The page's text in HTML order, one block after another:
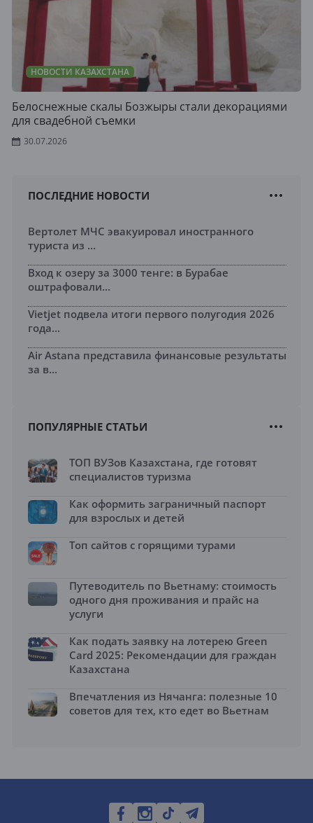
НОВОСТИ КАЗАХСТАНА
Белоснежные скалы Бозжыры стали декорациями
для свадебной съемки
30.07.2026
ПОСЛЕДНИЕ НОВОСТИ
Вертолет МЧС эвакуировал иностранного
туриста из ...
Вход к озеру за 3000 тенге: в Бурабае
оштрафовали...
Vietjet подвела итоги первого полугодия 2026
года...
Air Astana представила финансовые результаты
за в...
ПОПУЛЯРНЫЕ СТАТЬИ
ТОП ВУЗов Казахстана, где готовят
специалистов туризма
Как оформить заграничный паспорт
для взрослых и детей
Топ сайтов с горящими турами
Путеводитель по Вьетнаму: стоимость
одного дня проживания и прайс на
услуги
Как подать заявку на лотерею Green
Card 2025: Рекомендации для граждан
Казахстана
Впечатления из Нячанга: полезные 10
советов для тех, кто едет во Вьетнам